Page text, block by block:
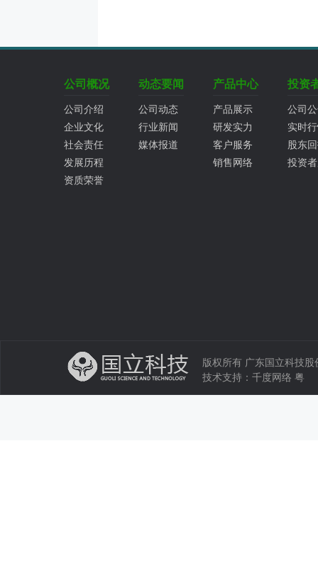
公司概况
公司介绍
企业文化
社会责任
发展历程
资质荣誉
动态要闻
公司动态
行业新闻
媒体报道
产品中心
产品展示
研发实力
客户服务
销售网络
投资
公司
实时
股东
投资
版权所有 广东国立科技
技术支持： 千度网络 粤